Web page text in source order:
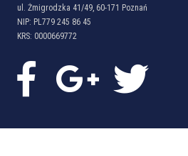
ul. Żmigrodzka 41/49, 60-171 Poznań
NIP: PL779 245 86 45
KRS: 0000669772